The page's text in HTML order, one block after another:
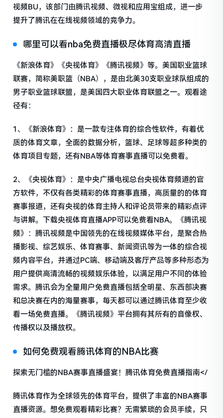
视频BU，该部门由腾讯视频、微视和应用宝组成，进一步
提升了腾讯在在线视频领域的竞争力。
哪里可以看nba免费直播极尽体育高清直播
《新浪体育》《央视体育》《腾讯视频》等。美国职业篮球
联赛，简称美职篮（NBA），是由北美30支职业球队组成的
男子职业篮球联盟，是美国四大职业体育联盟之一。观看途
径有：
1、《新浪体育》：是一款专注体育的综合性软件，有着优
质的体育文章，全面的数据分析，篮球、足球等超多种类的
体育项目专题，还有NBA等体育赛事直播可以免费看。
2、《央视体育》：是中央广播电视总台央视体育频道的官
方软件，不仅有各类精彩的体育赛事直播，高质量的的体育
赛事报道，还有央视的体育主持人和评论员带来的精彩点评
与讲解。下载央视体育直播APP可以免费看NBA。《腾讯视
频》：腾讯视频是中国领先的在线视频媒体平台，是聚合热
播影视、综艺娱乐、体育赛事、新闻资讯等为一体的综合视
频内容平台，并通过PC端、移动端及客厅产品等多种形态为
用户提供高清流畅的视频娱乐体验，以满足用户不同的体验
需求。腾讯会为全量用户免费直播包括全明星、东西部决赛
和总决赛在内的海量赛事，每天都可以通过腾讯体育至少收
看一场免费直播。《腾讯视频》平台拥有其所有的音像权、
传播权以及播放权。
如何免费观看腾讯体育的NBA比赛
探索无门槛的NBA赛事直播盛宴！腾讯体育免费直播指南</
腾讯体育作为全球领先的体育平台，提供了丰富的NBA赛事
直播资源。想免费观看精彩比赛？无需繁琐的会员手续，只